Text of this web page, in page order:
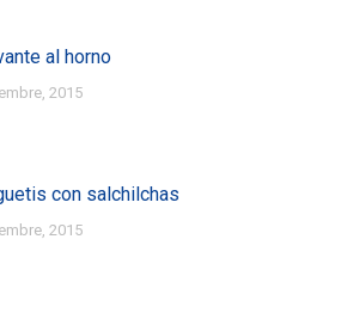
al horno
2015
con salchilchas
2015